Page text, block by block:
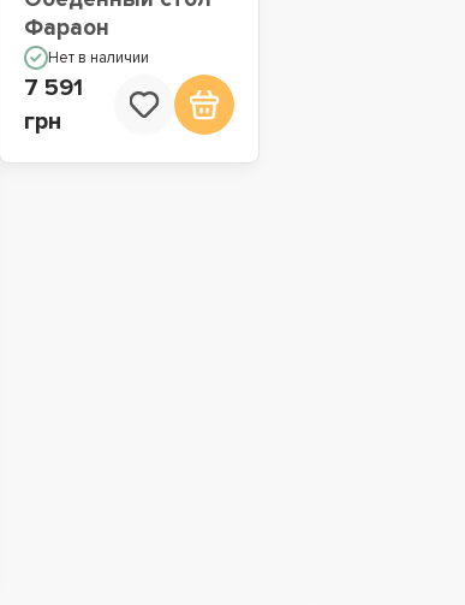
Фараон
Нет в наличии
7 591
грн